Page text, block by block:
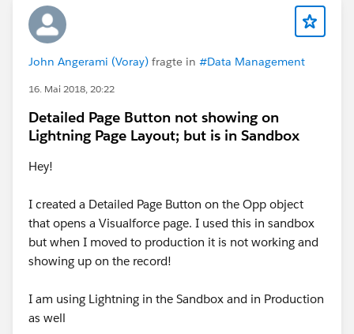
John Angerami (Voray) fragte in #Data Management
16. Mai 2018, 20:22
Detailed Page Button not showing on
Lightning Page Layout; but is in Sandbox
Hey!
I created a Detailed Page Button on the Opp object
that opens a Visualforce page. I used this in sandbox
but when I moved to production it is not working and
showing up on the record!
I am using Lightning in the Sandbox and in Production
as well